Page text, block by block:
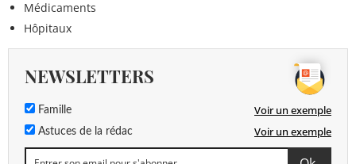
Médicaments
Hôpitaux
NEWSLETTERS
Famille Voir un exemple
Astuces de la rédac Voir un exemple